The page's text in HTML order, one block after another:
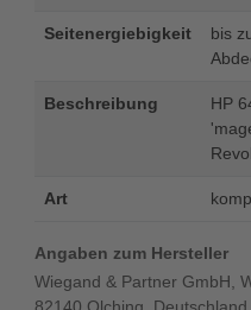
Seitenergiebigkeit
bis
Beschreibung
HP
Art
Angaben zum Hersteller
Wiegand & Partner GmbH,